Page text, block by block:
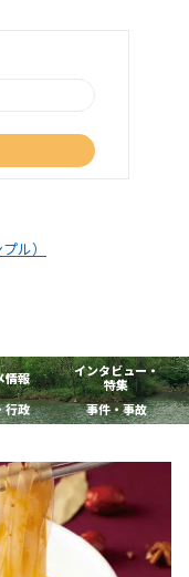
ル）
情報
インタビュー・
特集
行政 事件・事故